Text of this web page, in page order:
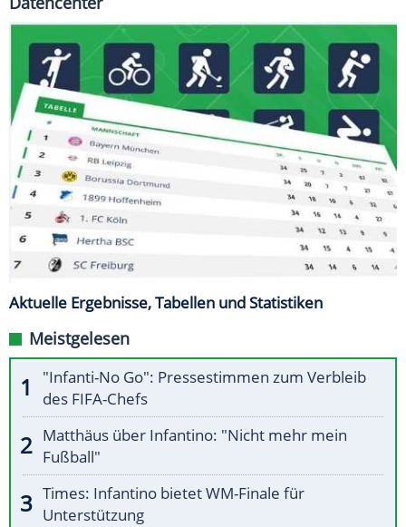
Aktuelle Ergebnisse, Tabellen und Statistiken
Meistgelesen
"Infanti-No Go": Pressestimmen zum Verbleib
des FIFA-Chefs
Matthäus über Infantino: "Nicht mehr mein
Fußball"
Times: Infantino bietet WM-Finale für
Unterstützung